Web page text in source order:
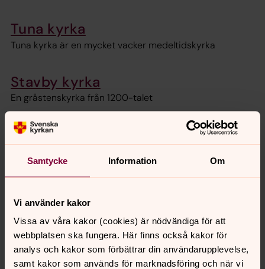
Samtycke Information Om
Vi använder kakor
Vissa av våra kakor (cookies) är nödvändiga för att
webbplatsen ska fungera. Här finns också kakor för
analys och kakor som förbättrar din användarupplevelse,
samt kakor som används för marknadsföring och när vi
Tuna kyrka
Tuna kyrka är en mycket vacker medeltidskyrka
Stavby kyrka
En gråstenskyrka från 1200-talet
Synpunkter eller frågor på sidans
innehåll?
rasbo.pastorat@svenskakyrkan.se
Dela